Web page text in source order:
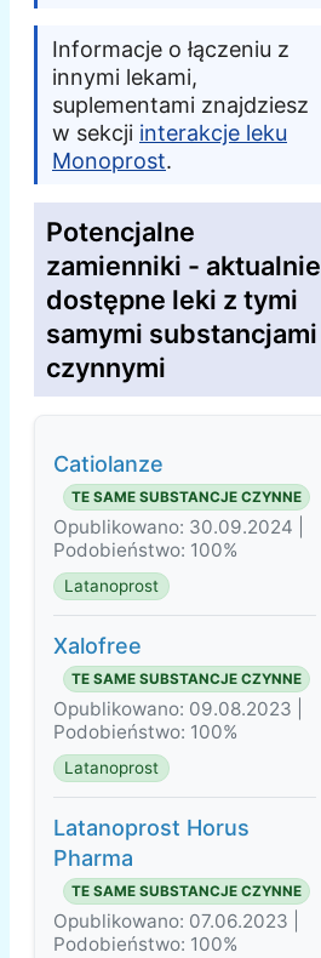
Informacje o łączeniu z
innymi lekami,
suplementami znajdziesz
w sekcji interakcje leku
Monoprost.
Potencjalne
zamienniki - aktualnie
dostępne leki z tymi
samymi substancjami
czynnymi
Catiolanze
TE SAME SUBSTANCJE CZYNNE
Opublikowano: 30.09.2024 |
Podobieństwo: 100%
Latanoprost
Xalofree
TE SAME SUBSTANCJE CZYNNE
Opublikowano: 09.08.2023 |
Podobieństwo: 100%
Latanoprost
Latanoprost Horus
Pharma
TE SAME SUBSTANCJE CZYNNE
Opublikowano: 07.06.2023 |
Podobieństwo: 100%